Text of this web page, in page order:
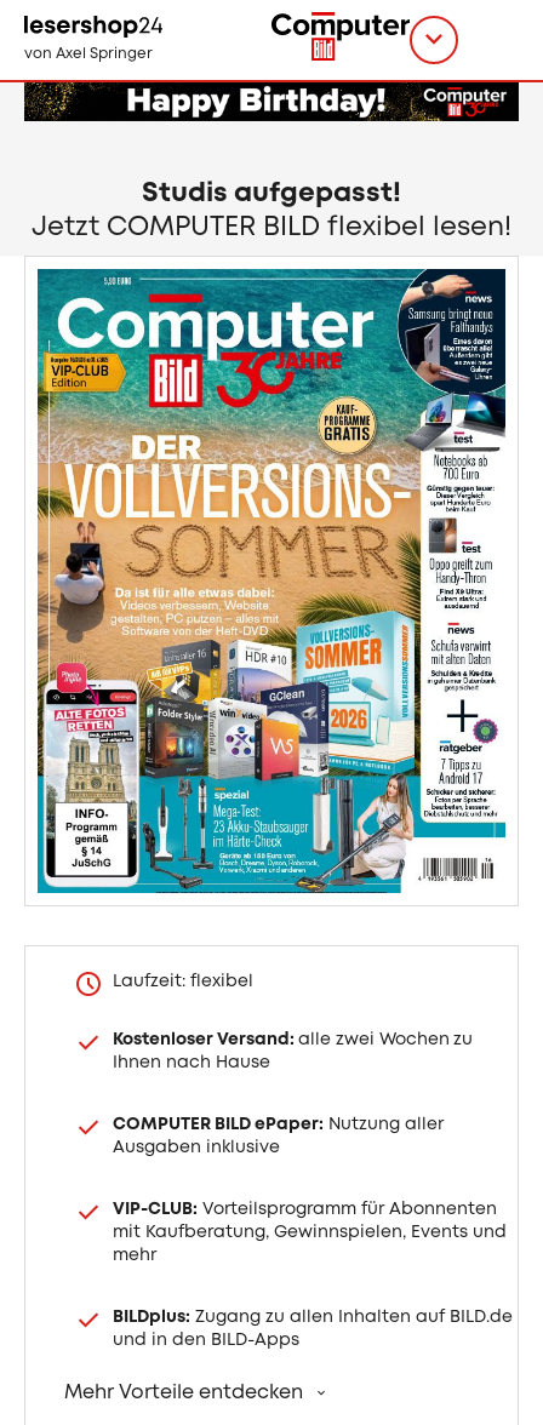
zum
Inhalt
von Axel Springer
Titel
Studis aufgepasst!
Jetzt COMPUTER BILD flexibel lesen!
Laufzeit: flexibel
Kostenloser Versand: alle zwei Wochen zu
Ihnen nach Hause
COMPUTER BILD ePaper: Nutzung aller
Ausgaben inklusive
VIP-CLUB: Vorteilsprogramm für Abonnenten
mit Kaufberatung, Gewinnspielen, Events und
mehr
BILDplus: Zugang zu allen Inhalten auf BILD.de
und in den BILD-Apps
Mehr Vorteile entdecken